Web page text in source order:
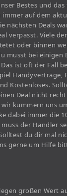
Bestes und
auf dem
nächsten Deals
verpasst. Viele
oder binnen
musst bei einigen
ist oft der Fall
Handyverträge,
Kostenloses.
Deal nicht
kümmern uns
dabei immer die
der Händler
du dir mal
gerne um Hilfe
großen Wert